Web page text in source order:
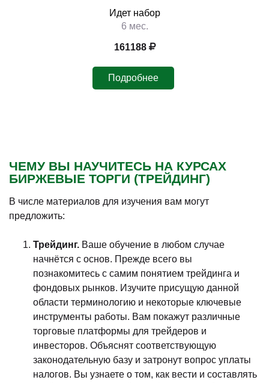
Идет набор
6 мес.
161188
Подробнее
ЧЕМУ ВЫ НАУЧИТЕСЬ НА КУРСАХ
БИРЖЕВЫЕ ТОРГИ (ТРЕЙДИНГ)
В числе материалов для изучения вам могут
предложить:
Трейдинг. Ваше обучение в любом случае
начнётся с основ. Прежде всего вы
познакомитесь с самим понятием трейдинга и
фондовых рынков. Изучите присущую данной
области терминологию и некоторые ключевые
инструменты работы. Вам покажут различные
торговые платформы для трейдеров и
инвесторов. Объяснят соответствующую
законодательную базу и затронут вопрос уплаты
налогов. Вы узнаете о том, как вести и составлять